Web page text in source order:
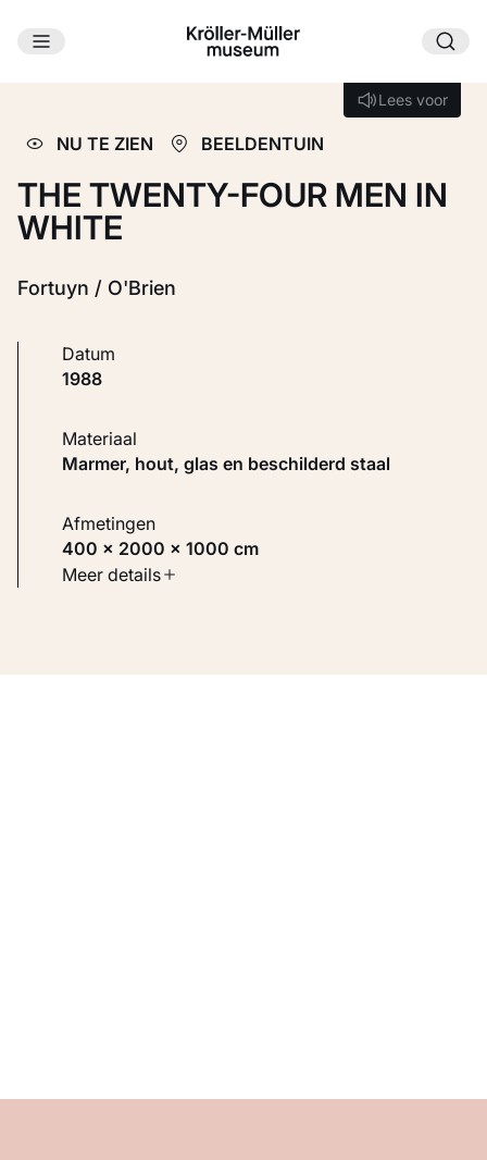
Ga naar hoofdinhoud
Lees voor
Lees voor
NU TE ZIEN BEELDENTUIN
THE TWENTY-FOUR MEN IN
WHITE
Fortuyn / O'Brien
Datum
1988
Materiaal
Marmer, hout, glas en beschilderd staal
Afmetingen
400 × 2000 × 1000 cm
Soort werk
Meer details